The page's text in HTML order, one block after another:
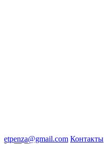
etpenza@gmail.com Контакты